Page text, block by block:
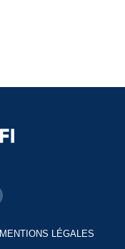
MENTIONS LÉGALES